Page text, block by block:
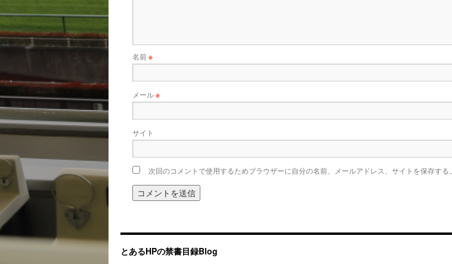
名前※
メール※
サイト
次回のコメントで使用するためブラウザーに自分の名前、メールアドレス、サイトを保存する。
とあるHPの禁書目録Blog